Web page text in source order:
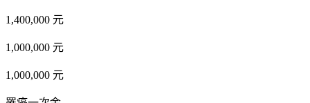
1,400,000 元
1,000,000 元
1,000,000 元